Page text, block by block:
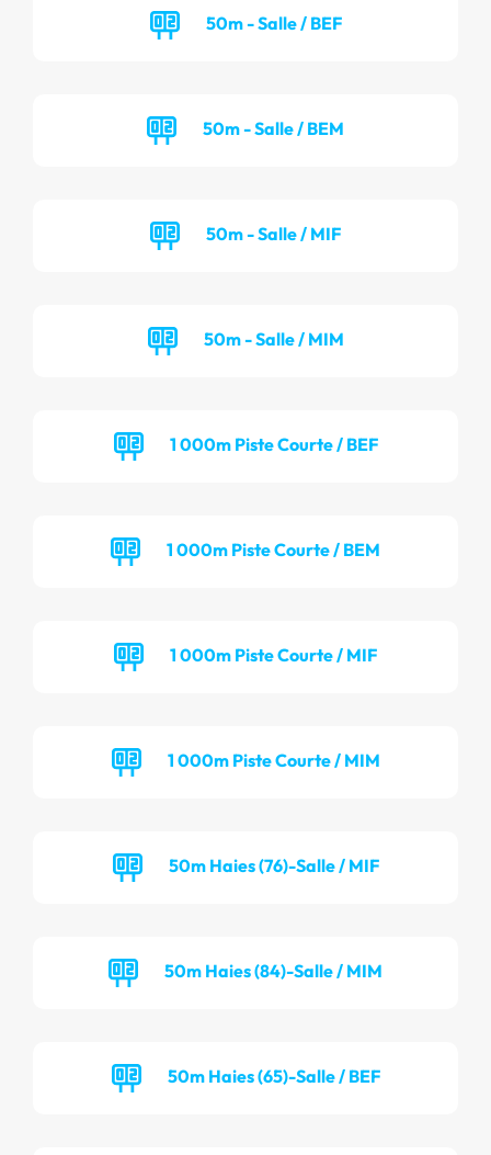
50m - Salle / BEF
50m - Salle / BEM
50m - Salle / MIF
50m - Salle / MIM
1 000m Piste Courte / BEF
1 000m Piste Courte / BEM
1 000m Piste Courte / MIF
1 000m Piste Courte / MIM
50m Haies (76)-Salle / MIF
50m Haies (84)-Salle / MIM
50m Haies (65)-Salle / BEF